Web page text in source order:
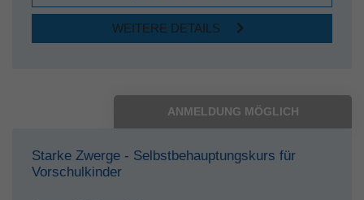
WEITERE DETAILS
ANMELDUNG MÖGLICH
Starke Zwerge - Selbstbehauptungskurs für
Vorschulkinder